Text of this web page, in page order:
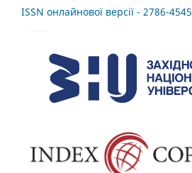
ISSN онлайнової версії - 2786-4545